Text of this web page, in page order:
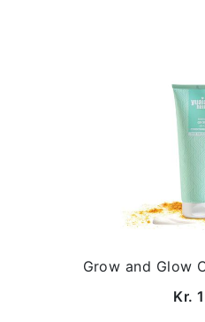
Grow and Glow
Kr.